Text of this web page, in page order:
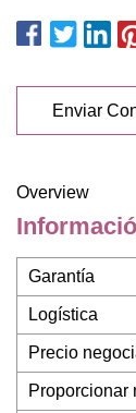
Enviar
Overview
Garantía
Logística
Precio
Proporcionar